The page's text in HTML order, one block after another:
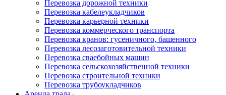
Перевозка дорожной техники
Перевозка кабелеукладчиков
Перевозка карьерной техники
Перевозка коммерческого транспорта
Перевозка кранов: гусеничного, башенного
Перевозка лесозаготовительной техники
Перевозка сваебойных машин
Перевозка сельскохозяйственной техники
Перевозка строительной техники
Перевозка трубоукладчиков